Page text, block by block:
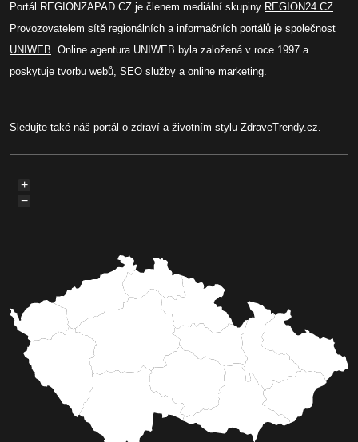
Portál REGIONZAPAD.CZ je členem mediální skupiny REGION24.CZ.
Provozovatelem sítě regionálních a informačních portálů je společnost
UNIWEB. Online agentura UNIWEB byla založená v roce 1997 a
poskytuje tvorbu webů, SEO služby a online marketing.
Sledujte také náš portál o zdraví a životním stylu ZdraveTrendy.cz.
+
−